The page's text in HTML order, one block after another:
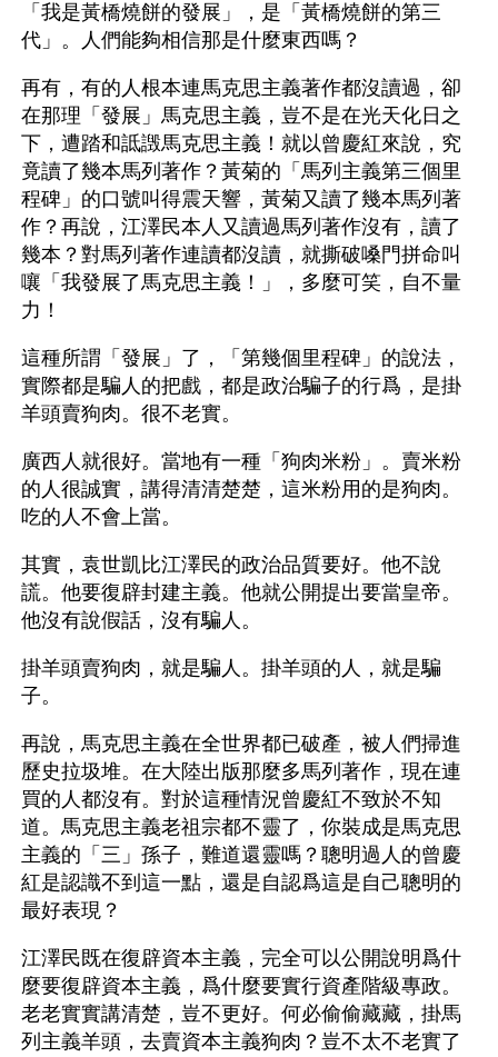
「我是黃橋燒餅的發展」，是「黃橋燒餅的第三
代」。人們能夠相信那是什麼東西嗎？
再有，有的人根本連馬克思主義著作都沒讀過，卻
在那理「發展」馬克思主義，豈不是在光天化日之
下，遭踏和詆譭馬克思主義！就以曾慶紅來說，究
竟讀了幾本馬列著作？黃菊的「馬列主義第三個里
程碑」的口號叫得震天響，黃菊又讀了幾本馬列著
作？再說，江澤民本人又讀過馬列著作沒有，讀了
幾本？對馬列著作連讀都沒讀，就撕破嗓門拼命叫
嚷「我發展了馬克思主義！」，多麼可笑，自不量
力！
這種所謂「發展」了，「第幾個里程碑」的說法，
實際都是騙人的把戲，都是政治騙子的行爲，是掛
羊頭賣狗肉。很不老實。
廣西人就很好。當地有一種「狗肉米粉」。賣米粉
的人很誠實，講得清清楚楚，這米粉用的是狗肉。
吃的人不會上當。
其實，袁世凱比江澤民的政治品質要好。他不說
謊。他要復辟封建主義。他就公開提出要當皇帝。
他沒有說假話，沒有騙人。
掛羊頭賣狗肉，就是騙人。掛羊頭的人，就是騙
子。
再說，馬克思主義在全世界都已破產，被人們掃進
歷史拉圾堆。在大陸出版那麼多馬列著作，現在連
買的人都沒有。對於這種情況曾慶紅不致於不知
道。馬克思主義老祖宗都不靈了，你裝成是馬克思
主義的「三」孫子，難道還靈嗎？聰明過人的曾慶
紅是認識不到這一點，還是自認爲這是自己聰明的
最好表現？
江澤民既在復辟資本主義，完全可以公開說明爲什
麼要復辟資本主義，爲什麼要實行資產階級專政。
老老實實講清楚，豈不更好。何必偷偷藏藏，掛馬
列主義羊頭，去賣資本主義狗肉？豈不太不老實了